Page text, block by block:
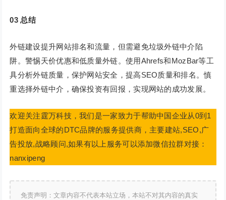
03 总结
外链建设提升网站排名和流量，但需避免垃圾外链中介陷
阱。警惕天价优惠和低质量外链。使用Ahrefs和MozBar等工
具分析外链质量，保护网站安全，提高SEO质量和排名。慎
重选择外链中介，确保投资有回报，实现网站的成功发展。
欢迎关注霆万科技，我们是一家致力于帮助中国企业从0到1
打造面向全球的DTC品牌的服务提供商，主要建站,SEO,广
告投放,战略顾问,如果有以上服务可以添加微信拉群对接：
nanxipeng
免责声明：文章内容不代表本站立场，本站不对其内容的真实